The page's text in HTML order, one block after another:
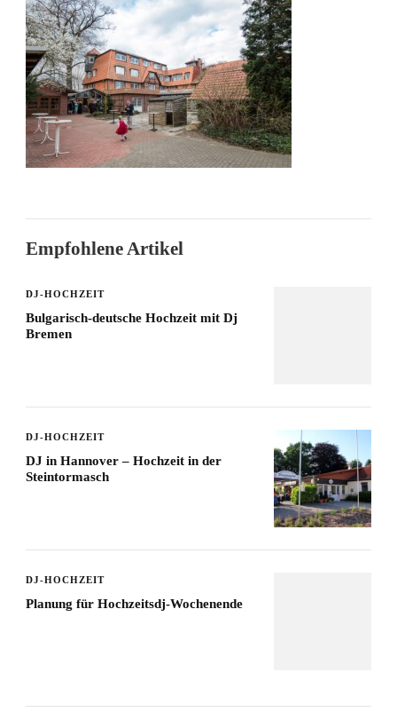
DANZDEEL
Empfohlene Artikel
DJ-HOCHZEIT
Bulgarisch-deutsche Hochzeit mit Dj
Bremen
DJ-HOCHZEIT
DJ in Hannover – Hochzeit in der
Steintormasch
DJ-HOCHZEIT
Planung für Hochzeitsdj-Wochenende